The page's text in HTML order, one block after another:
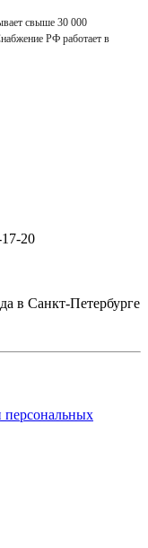
свыше 30 000
РФ работает в
20
в Санкт-Петербурге